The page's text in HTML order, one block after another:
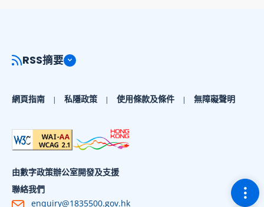
切
RSS摘要
網頁指南 私隱政策 使用條款及條件 無障礙聲明
由數字政策辦公室開發及支援
聯絡我們
enquiry@1835500.gov.hk